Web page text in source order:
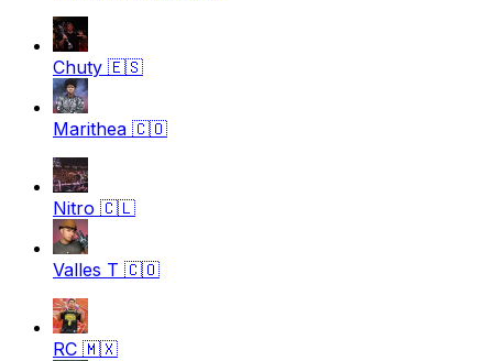
Chuty 🇪🇸
Marithea 🇨🇴
Nitro 🇨🇱
Valles T 🇨🇴
RC 🇲🇽